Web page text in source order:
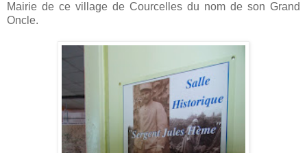
Mairie de ce village de Courcelles du nom de son Grand
Oncle.